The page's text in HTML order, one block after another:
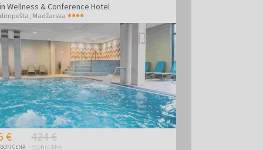
Wellness & Conference Hotel
Madžarska
€
CENA
424 €
REDNA CENA